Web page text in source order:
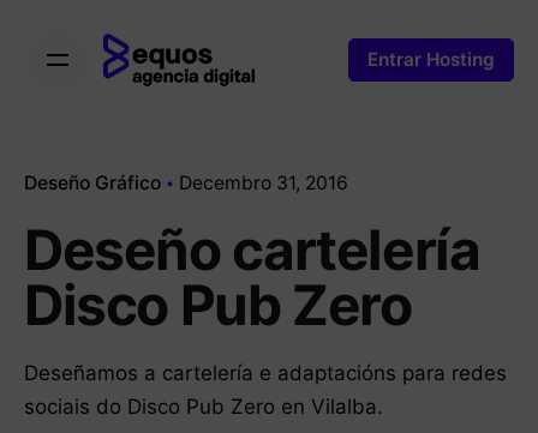
content
Entrar Hosting
Deseño Gráfico Decembro 31, 2016
Deseño cartelería
Disco Pub Zero
Deseñamos a cartelería e adaptacións para redes
sociais do Disco Pub Zero en Vilalba.